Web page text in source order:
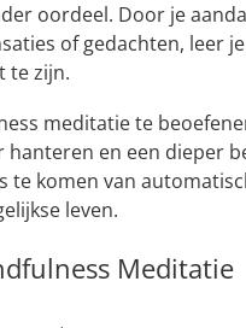
oordeel. Door je
of gedachten, leer
te zijn.
meditatie te
en een dieper
te komen van
leven.
Meditatie